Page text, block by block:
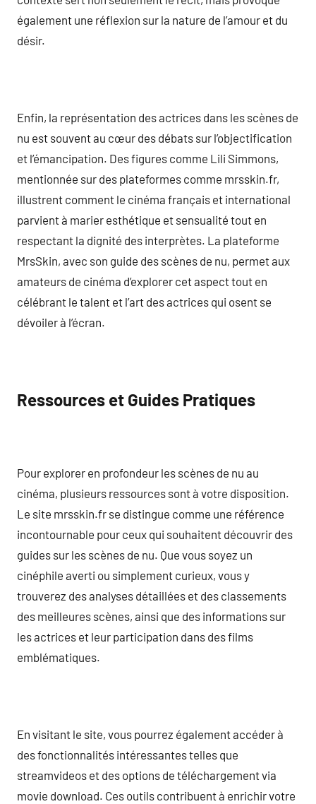
également une réflexion sur la nature de l’amour et du
désir.
Enfin, la représentation des actrices dans les scènes de
nu est souvent au cœur des débats sur l’objectification
et l’émancipation. Des figures comme Lili Simmons,
mentionnée sur des plateformes comme mrsskin.fr,
illustrent comment le cinéma français et international
parvient à marier esthétique et sensualité tout en
respectant la dignité des interprètes. La plateforme
MrsSkin, avec son guide des scènes de nu, permet aux
amateurs de cinéma d’explorer cet aspect tout en
célébrant le talent et l’art des actrices qui osent se
dévoiler à l’écran.
Ressources et Guides Pratiques
Pour explorer en profondeur les scènes de nu au
cinéma, plusieurs ressources sont à votre disposition.
Le site mrsskin.fr se distingue comme une référence
incontournable pour ceux qui souhaitent découvrir des
guides sur les scènes de nu. Que vous soyez un
cinéphile averti ou simplement curieux, vous y
trouverez des analyses détaillées et des classements
des meilleures scènes, ainsi que des informations sur
les actrices et leur participation dans des films
emblématiques.
En visitant le site, vous pourrez également accéder à
des fonctionnalités intéressantes telles que
streamvideos et des options de téléchargement via
movie download. Ces outils contribuent à enrichir votre